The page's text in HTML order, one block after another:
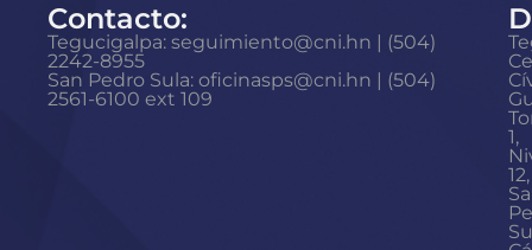
Contacto:
Tegucigalpa: seguimiento@cni.hn | (504)
2242-8955
San Pedro Sula: oficinasps@cni.hn | (504)
2561-6100 ext 109
1,
12,